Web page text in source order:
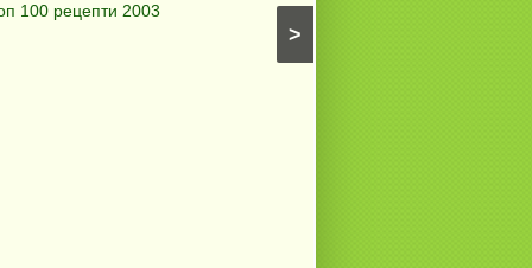
>
100 рецепти 2003